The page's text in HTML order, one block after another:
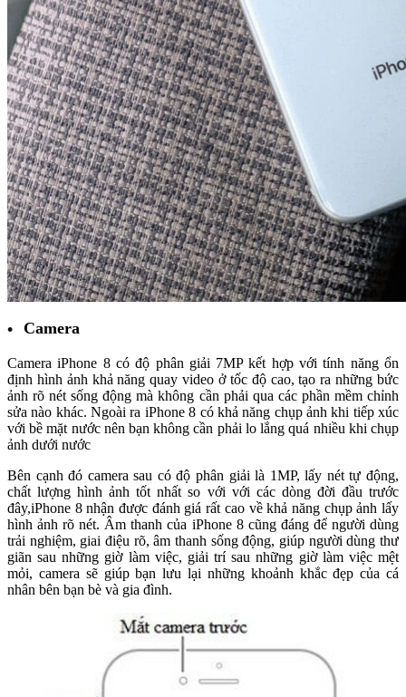
Camera
Camera iPhone 8 có độ phân giải 7MP kết hợp với tính năng ổn
định hình ảnh khả năng quay video ở tốc độ cao, tạo ra những bức
ảnh rõ nét sống động mà không cần phải qua các phần mềm chỉnh
sửa nào khác. Ngoài ra iPhone 8 có khả năng chụp ảnh khi tiếp xúc
với bề mặt nước nên bạn không cần phải lo lắng quá nhiều khi chụp
ảnh dưới nước
Bên cạnh đó camera sau có độ phân giải là 1MP, lấy nét tự động,
chất lượng hình ảnh tốt nhất so với với các dòng đời đầu trước
đây,iPhone 8 nhận được đánh giá rất cao về khả năng chụp ảnh lấy
hình ảnh rõ nét. Âm thanh của iPhone 8 cũng đáng để người dùng
trải nghiệm, giai điệu rõ, âm thanh sống động, giúp người dùng thư
giãn sau những giờ làm việc, giải trí sau những giờ làm việc mệt
mỏi, camera sẽ giúp bạn lưu lại những khoảnh khắc đẹp của cá
nhân bên bạn bè và gia đình.